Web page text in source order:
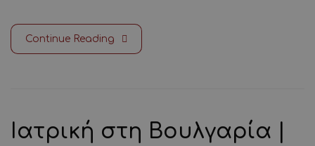
Continue Reading
Ιατρική στη Βουλγαρία |